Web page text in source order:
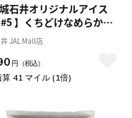
城石井オリジナルアイス
】くちどけなめらかシ
4種12個セット プレゼン
ト スイーツ 贈答用 人気
わせ
JAL Mall店
円 （税込）
算 41 マイル (1倍)